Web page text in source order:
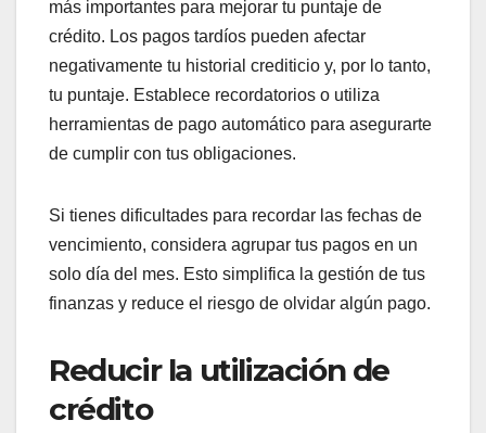
más importantes para mejorar tu puntaje de
crédito. Los pagos tardíos pueden afectar
negativamente tu historial crediticio y, por lo tanto,
tu puntaje. Establece recordatorios o utiliza
herramientas de pago automático para asegurarte
de cumplir con tus obligaciones.
Si tienes dificultades para recordar las fechas de
vencimiento, considera agrupar tus pagos en un
solo día del mes. Esto simplifica la gestión de tus
finanzas y reduce el riesgo de olvidar algún pago.
Reducir la utilización de
crédito